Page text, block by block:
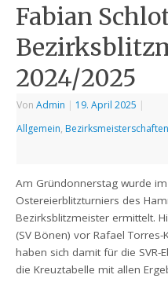
Fabian
2024/2025
VonAdmin | 19. April 2025 |
Allgemein, Bezirksmeisterschaften
Am Gründonnerstag wurde
Ostereierblitzturniers des
Bezirksblitzmeister ermittelt.
(SV Bönen) vor Rafael Torres-
haben sich damit für die SVR-
die Kreuztabelle mit allen